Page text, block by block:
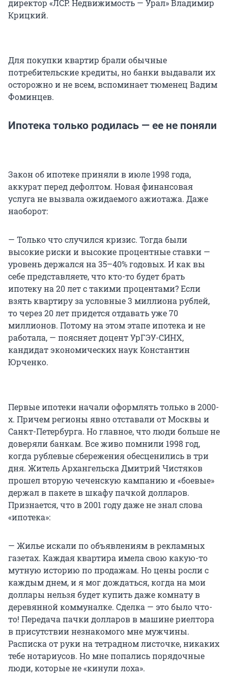
директор «ЛСР. Недвижимость — Урал» Владимир
Крицкий.
Для покупки квартир брали обычные
потребительские кредиты, но банки выдавали их
осторожно и не всем, вспоминает тюменец Вадим
Фоминцев.
Ипотека только родилась — ее не поняли
Закон об ипотеке приняли в июле 1998 года,
аккурат перед дефолтом. Новая финансовая
услуга не вызвала ожидаемого ажиотажа. Даже
наоборот:
— Только что случился кризис. Тогда были
высокие риски и высокие процентные ставки —
уровень держался на 35–40% годовых. И как вы
себе представляете, что кто-то будет брать
ипотеку на 20 лет с такими процентами? Если
взять квартиру за условные 3 миллиона рублей,
то через 20 лет придется отдавать уже 70
миллионов. Потому на этом этапе ипотека и не
работала, — поясняет доцент УрГЭУ-СИНХ,
кандидат экономических наук Константин
Юрченко.
Первые ипотеки начали оформлять только в 2000-
х. Причем регионы явно отставали от Москвы и
Санкт-Петербурга. Но главное, что люди больше не
доверяли банкам. Все живо помнили 1998 год,
когда рублевые сбережения обесценились в три
дня. Житель Архангельска Дмитрий Чистяков
прошел вторую чеченскую кампанию и «боевые»
держал в пакете в шкафу пачкой долларов.
Признается, что в 2001 году даже не знал слова
«ипотека»:
— Жилье искали по объявлениям в рекламных
газетах. Каждая квартира имела свою какую-то
мутную историю по продажам. Но цены росли с
каждым днем, и я мог дождаться, когда на мои
доллары нельзя будет купить даже комнату в
деревянной коммуналке. Сделка — это было что-
то! Передача пачки долларов в машине риелтора
в присутствии незнакомого мне мужчины.
Расписка от руки на тетрадном листочке, никаких
тебе нотариусов. Но мне попались порядочные
люди, которые не «кинули лоха».